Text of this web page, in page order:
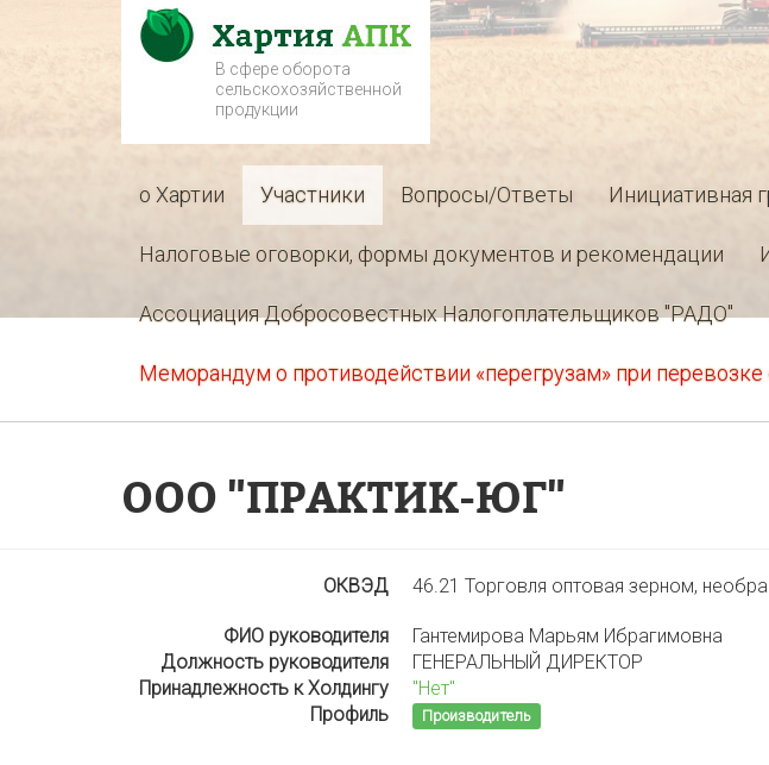
В сфере оборота
сельскохозяйственной
продукции
о Хартии Участники Вопросы/Ответы Инициативная
Налоговые оговорки, формы документов и рекомендации
Ассоциация Добросовестных Налогоплательщиков "РАДО"
Меморандум о противодействии «перегрузам» при
ООО "ПРАКТИК-ЮГ"
ОКВЭД 46.21 Торговля оптовая зерном,
ФИО руководителя
Гантемирова Марьям Ибрагимовна
Должность руководителя
ГЕНЕРАЛЬНЫЙ ДИРЕКТОР
Принадлежность к Холдингу
"Нет"
Профиль
Производитель